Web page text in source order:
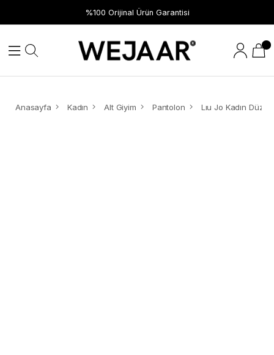
%100 Orijinal Ürün Garantisi
Anasayfa Kadın Alt Giyim Pantolon